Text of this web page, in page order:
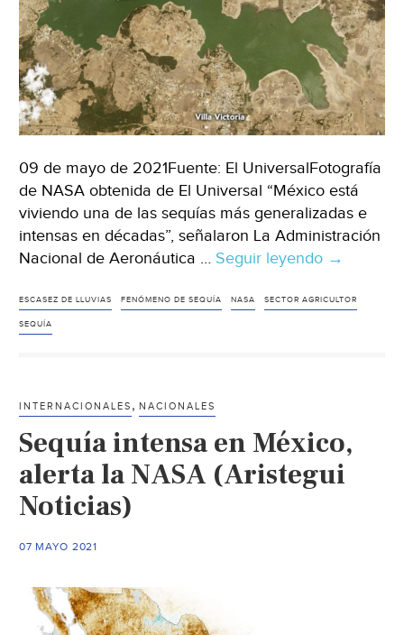
09 de mayo de 2021Fuente: El UniversalFotografía
de NASA obtenida de El Universal “México está
viviendo una de las sequías más generalizadas e
intensas en décadas”, señalaron La Administración
Nacional de Aeronáutica … Seguir leyendo MX-
qué
la
NASA
reporta
→
ESCASEZ DE LLUVIAS FENÓMENO DE SEQUÍA NASA SECTOR AGRICULTOR
SEQUÍA
INTERNACIONALES ,NACIONALES
Sequía intensa en México,
alerta la NASA (Aristegui
Noticias)
07 MAYO 2021